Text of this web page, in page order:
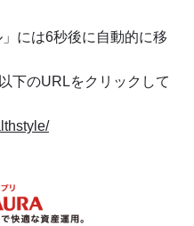
には6秒後に自動的に移
下のURLをクリックして